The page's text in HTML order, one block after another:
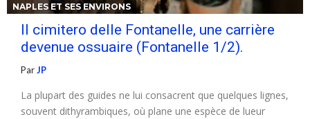
NAPLES ET SES ENVIRONS
Il cimitero delle Fontanelle, une carrière
devenue ossuaire (Fontanelle 1/2).
ParJP
La plupart des guides ne lui consacrent que quelques lignes,
souvent dithyrambiques, où plane une espèce de lueur